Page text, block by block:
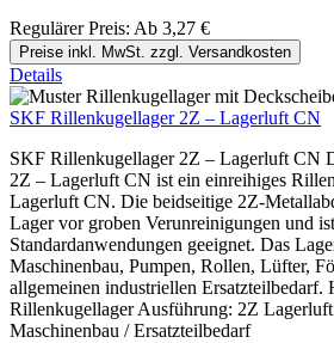
Regulärer Preis: Ab 3,27 €
Preise inkl. MwSt. zzgl. Versandkosten
Details
SKF Rillenkugellager 2Z – Lagerluft CN
SKF Rillenkugellager 2Z – Lagerluft CN
2Z – Lagerluft CN ist ein einreihiges
Lagerluft CN. Die beidseitige 2Z-
Lager vor groben Verunreinigungen und
Standardanwendungen geeignet. Das
Maschinenbau, Pumpen, Rollen, Lüfter,
allgemeinen industriellen Ersatzteilbedarf.
Rillenkugellager Ausführung: 2Z
Maschinenbau / Ersatzteilbedarf